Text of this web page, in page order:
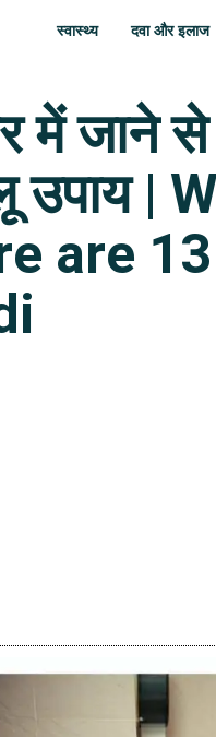
स्वास्थ्य दवा और इलाज
जाने से
उपाय
are